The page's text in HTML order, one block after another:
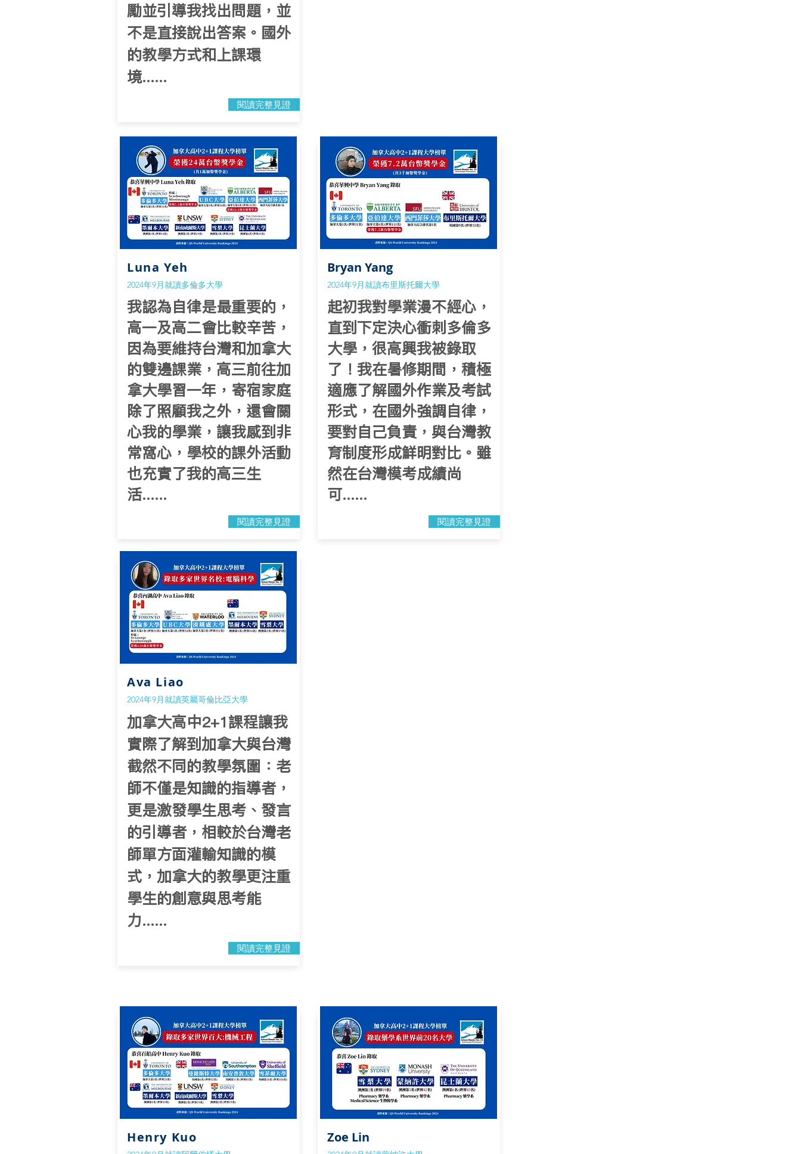
勵並引導我找出問題，並
不是直接說出答案。國外
的教學方式和上課環
境......
閱讀完整見證
Luna Yeh
2024年9月就讀多倫多大學
我認為自律是最重要的，
高一及高二會比較辛苦，
因為要維持台灣和加拿大
的雙邊課業，高三前往加
拿大學習一年，寄宿家庭
除了照顧我之外，還會關
心我的學業，讓我感到非
常窩心，學校的課外活動
也充實了我的高三生
活......
閱讀完整見證
Bryan Yang
2024年9月就讀布里斯托爾大學
起初我對學業漫不經心，
直到下定決心衝刺多倫多
大學，很高興我被錄取
了！我在暑修期間，積極
適應了解國外作業及考試
形式，在國外強調自律，
要對自己負責，與台灣教
育制度形成鮮明對比。雖
然在台灣模考成績尚
可......
閱讀完整見證
Ava Liao
2024年9月就讀英屬哥倫比亞大學
加拿大高中2+1課程讓我
實際了解到加拿大與台灣
截然不同的教學氛圍：老
師不僅是知識的指導者，
更是激發學生思考、發言
的引導者，相較於台灣老
師單方面灌輸知識的模
式，加拿大的教學更注重
學生的創意與思考能
力......
閱讀完整見證
Henry Kuo Zoe Lin